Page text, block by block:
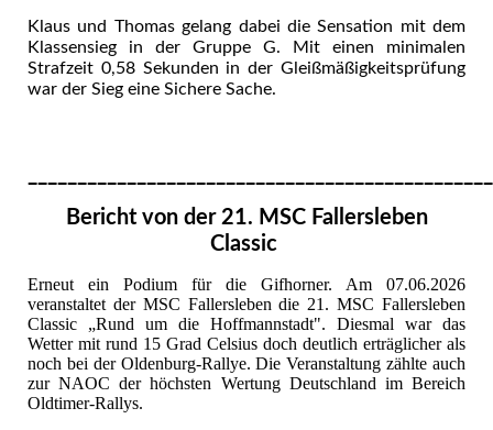
Klaus und Thomas gelang dabei die Sensation mit dem
Klassensieg in der Gruppe G. Mit einen minimalen
Strafzeit 0,58 Sekunden in der Gleißmäßigkeitsprüfung
war der Sieg eine Sichere Sache.
Bericht von der 21. MSC Fallersleben
Classic
Erneut ein Podium für die Gifhorner. Am 07.06.2026
veranstaltet der MSC Fallersleben die 21. MSC Fallersleben
Classic „Rund um die Hoffmannstadt". Diesmal war das
Wetter mit rund 15 Grad Celsius doch deutlich erträglicher als
noch bei der Oldenburg-Rallye. Die Veranstaltung zählte auch
zur NAOC der höchsten Wertung Deutschland im Bereich
Oldtimer-Rallys.